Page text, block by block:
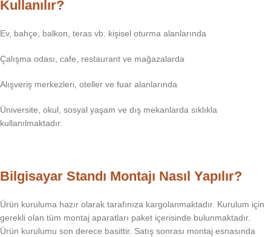
Kullanılır?
Ev, bahçe, balkon, teras vb. kişisel oturma alanlarında
Çalışma odası, cafe, restaurant ve mağazalarda
Alışveriş merkezleri, oteller ve fuar alanlarında
Üniversite, okul, sosyal yaşam ve dış mekanlarda sıklıkla
kullanılmaktadır.
Bilgisayar Standı Montajı Nasıl Yapılır?
Ürün kuruluma hazır olarak tarafınıza kargolanmaktadır. Kurulum için
gerekli olan tüm montaj aparatları paket içerisinde bulunmaktadır.
Ürün kurulumu son derece basittir. Satış sonrası montaj esnasında